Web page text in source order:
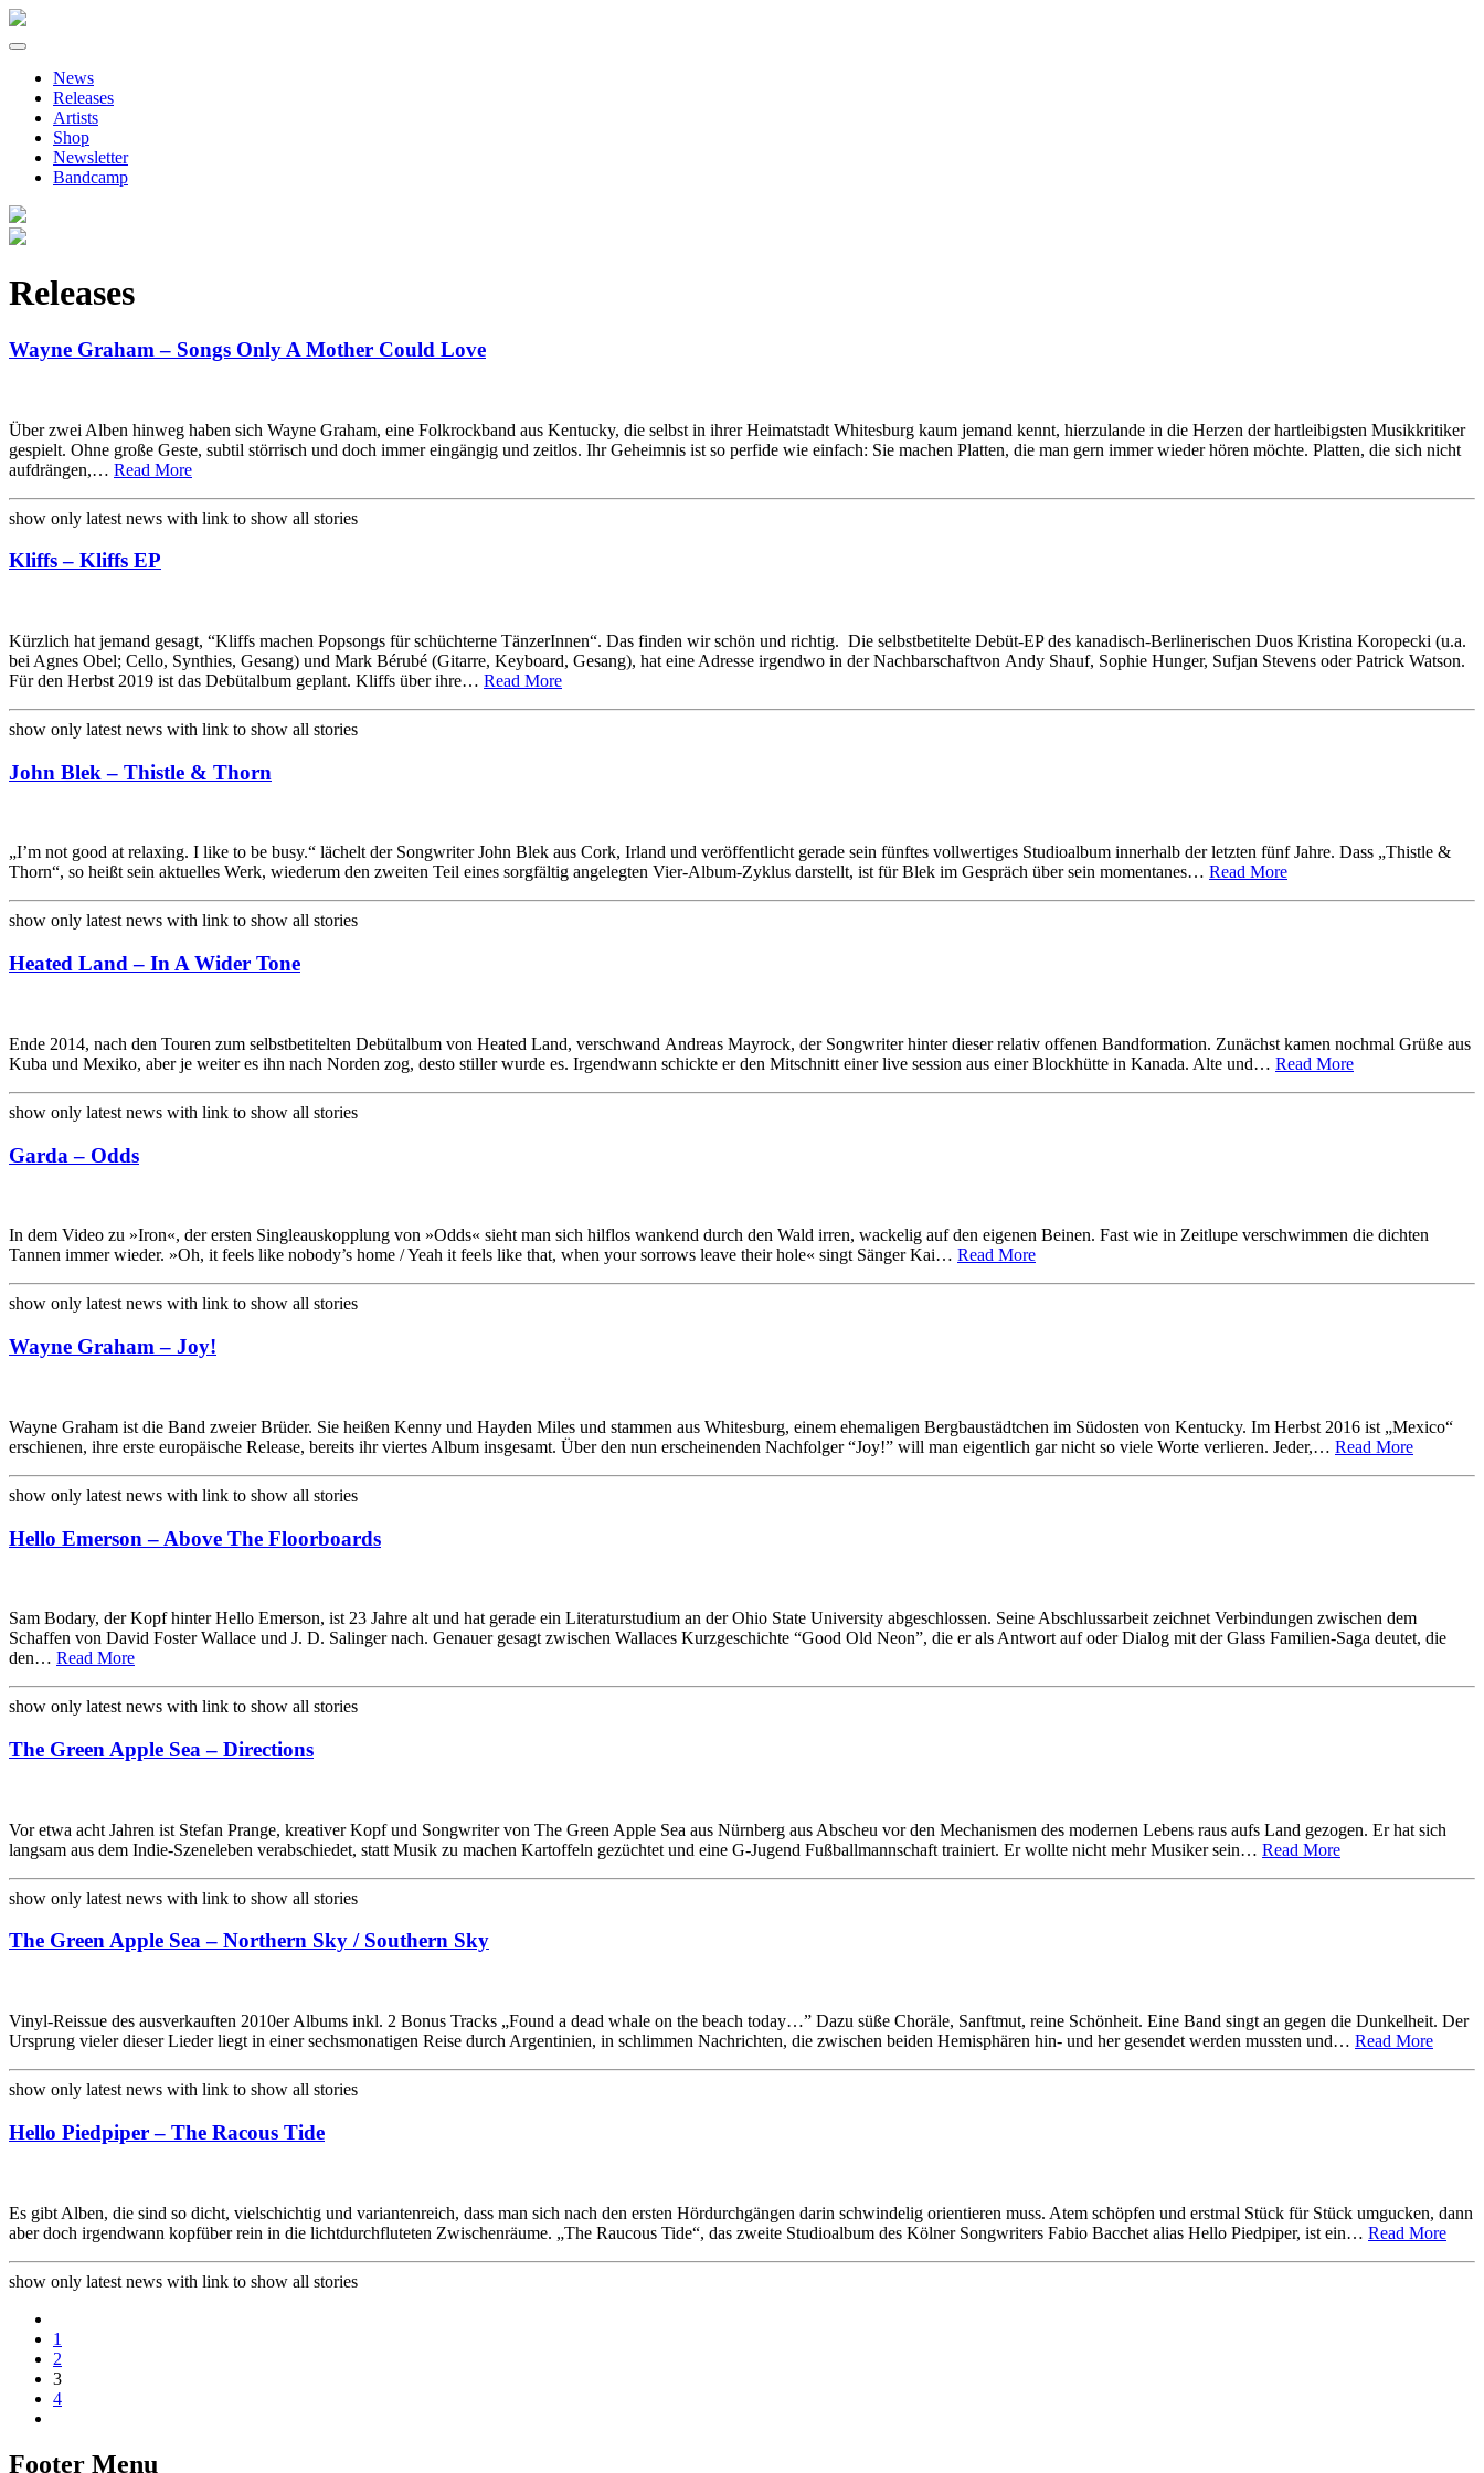
Primary
Menu
Skip
contentNews
Releases
Artists
Shop
Newsletter
Bandcamp
Releases
Wayne Graham – Songs Only A Mother Could Love
Über zwei Alben hinweg haben sich Wayne Graham, eine Folkrockband aus Kentucky, die selbst in ihrer Heimatstadt Whitesburg kaum jemand kennt, hierzulande in die Herzen der hartleibigsten Musikkritiker
gespielt. Ohne große Geste, subtil störrisch und doch immer eingängig und zeitlos. Ihr Geheimnis ist so perfide wie einfach: Sie machen Platten, die man gern immer wieder hören möchte. Platten, die sich nicht
aufdrängen,… Read More
show only latest news with link to show all stories
Kliffs – Kliffs EP
Kürzlich hat jemand gesagt, “Kliffs machen Popsongs für schüchterne TänzerInnen“. Das finden wir schön und richtig. Die selbstbetitelte Debüt-EP des kanadisch-Berlinerischen Duos Kristina Koropecki (u.a.
bei Agnes Obel; Cello, Synthies, Gesang) und Mark Bérubé (Gitarre, Keyboard, Gesang), hat eine Adresse irgendwo in der Nachbarschaftvon Andy Shauf, Sophie Hunger, Sufjan Stevens oder Patrick Watson.
Für den Herbst 2019 ist das Debütalbum geplant. Kliffs über ihre… Read More
show only latest news with link to show all stories
John Blek – Thistle & Thorn
„I’m not good at relaxing. I like to be busy.“ lächelt der Songwriter John Blek aus Cork, Irland und veröffentlicht gerade sein fünftes vollwertiges Studioalbum innerhalb der letzten fünf Jahre. Dass „Thistle &
Thorn“, so heißt sein aktuelles Werk, wiederum den zweiten Teil eines sorgfältig angelegten Vier-Album-Zyklus darstellt, ist für Blek im Gespräch über sein momentanes… Read More
show only latest news with link to show all stories
Heated Land – In A Wider Tone
Ende 2014, nach den Touren zum selbstbetitelten Debütalbum von Heated Land, verschwand Andreas Mayrock, der Songwriter hinter dieser relativ offenen Bandformation. Zunächst kamen nochmal Grüße aus
Kuba und Mexiko, aber je weiter es ihn nach Norden zog, desto stiller wurde es. Irgendwann schickte er den Mitschnitt einer live session aus einer Blockhütte in Kanada. Alte und… Read More
show only latest news with link to show all stories
Garda – Odds
In dem Video zu »Iron«, der ersten Singleauskopplung von »Odds« sieht man sich hilflos wankend durch den Wald irren, wackelig auf den eigenen Beinen. Fast wie in Zeitlupe verschwimmen die dichten
Tannen immer wieder. »Oh, it feels like nobody’s home / Yeah it feels like that, when your sorrows leave their hole« singt Sänger Kai… Read More
show only latest news with link to show all stories
Wayne Graham – Joy!
Wayne Graham ist die Band zweier Brüder. Sie heißen Kenny und Hayden Miles und stammen aus Whitesburg, einem ehemaligen Bergbaustädtchen im Südosten von Kentucky. Im Herbst 2016 ist „Mexico“
erschienen, ihre erste europäische Release, bereits ihr viertes Album insgesamt. Über den nun erscheinenden Nachfolger “Joy!” will man eigentlich gar nicht so viele Worte verlieren. Jeder,… Read More
show only latest news with link to show all stories
Hello Emerson – Above The Floorboards
Sam Bodary, der Kopf hinter Hello Emerson, ist 23 Jahre alt und hat gerade ein Literaturstudium an der Ohio State University abgeschlossen. Seine Abschlussarbeit zeichnet Verbindungen zwischen dem
Schaffen von David Foster Wallace und J. D. Salinger nach. Genauer gesagt zwischen Wallaces Kurzgeschichte “Good Old Neon”, die er als Antwort auf oder Dialog mit der Glass Familien-Saga deutet, die
den… Read More
show only latest news with link to show all stories
The Green Apple Sea – Directions
Vor etwa acht Jahren ist Stefan Prange, kreativer Kopf und Songwriter von The Green Apple Sea aus Nürnberg aus Abscheu vor den Mechanismen des modernen Lebens raus aufs Land gezogen. Er hat sich
langsam aus dem Indie-Szeneleben verabschiedet, statt Musik zu machen Kartoffeln gezüchtet und eine G-Jugend Fußballmannschaft trainiert. Er wollte nicht mehr Musiker sein… Read More
show only latest news with link to show all stories
The Green Apple Sea – Northern Sky / Southern Sky
Vinyl-Reissue des ausverkauften 2010er Albums inkl. 2 Bonus Tracks „Found a dead whale on the beach today…” Dazu süße Choräle, Sanftmut, reine Schönheit. Eine Band singt an gegen die Dunkelheit. Der
Ursprung vieler dieser Lieder liegt in einer sechsmonatigen Reise durch Argentinien, in schlimmen Nachrichten, die zwischen beiden Hemisphären hin- und her gesendet werden mussten und… Read More
show only latest news with link to show all stories
Hello Piedpiper – The Racous Tide
Es gibt Alben, die sind so dicht, vielschichtig und variantenreich, dass man sich nach den ersten Hördurchgängen darin schwindelig orientieren muss. Atem schöpfen und erstmal Stück für Stück umgucken, dann
aber doch irgendwann kopfüber rein in die lichtdurchfluteten Zwischenräume. „The Raucous Tide“, das zweite Studioalbum des Kölner Songwriters Fabio Bacchet alias Hello Piedpiper, ist ein… Read More
show only latest news with link to show all stories
paging-
navigation
1
2
3
4
Footer Menu